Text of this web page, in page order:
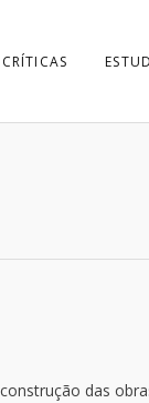
CRÍTICAS
das